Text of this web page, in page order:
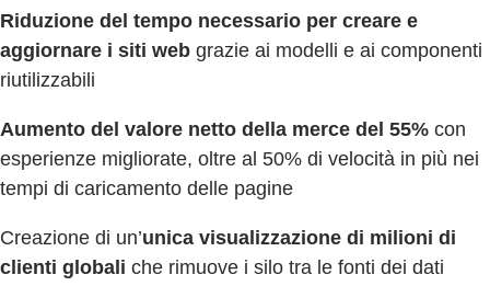
Riduzione del tempo necessario per creare e
aggiornare i siti web grazie ai modelli e ai componenti
riutilizzabili
Aumento del valore netto della merce del 55% con
esperienze migliorate, oltre al 50% di velocità in più nei
tempi di caricamento delle pagine
Creazione di un’unica visualizzazione di milioni di
clienti globali che rimuove i silo tra le fonti dei dati